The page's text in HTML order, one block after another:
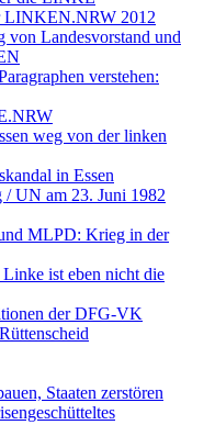
LINKEN.NRW 2012
von Landesvorstand und
verstehen:
weg von der linken
in Essen
UN am 23. Juni 1982
MLPD: Krieg in der
ist eben nicht die
der DFG-VK
Staaten zerstören